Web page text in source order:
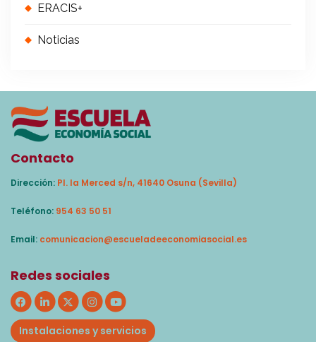
ERACIS+
Noticias
Contacto
Dirección: Pl. la Merced s/n, 41640 Osuna (Sevilla)
Teléfono: 954 63 50 51
Email: comunicacion@escueladeeconomiasocial.es
Redes sociales
Instalaciones y servicios